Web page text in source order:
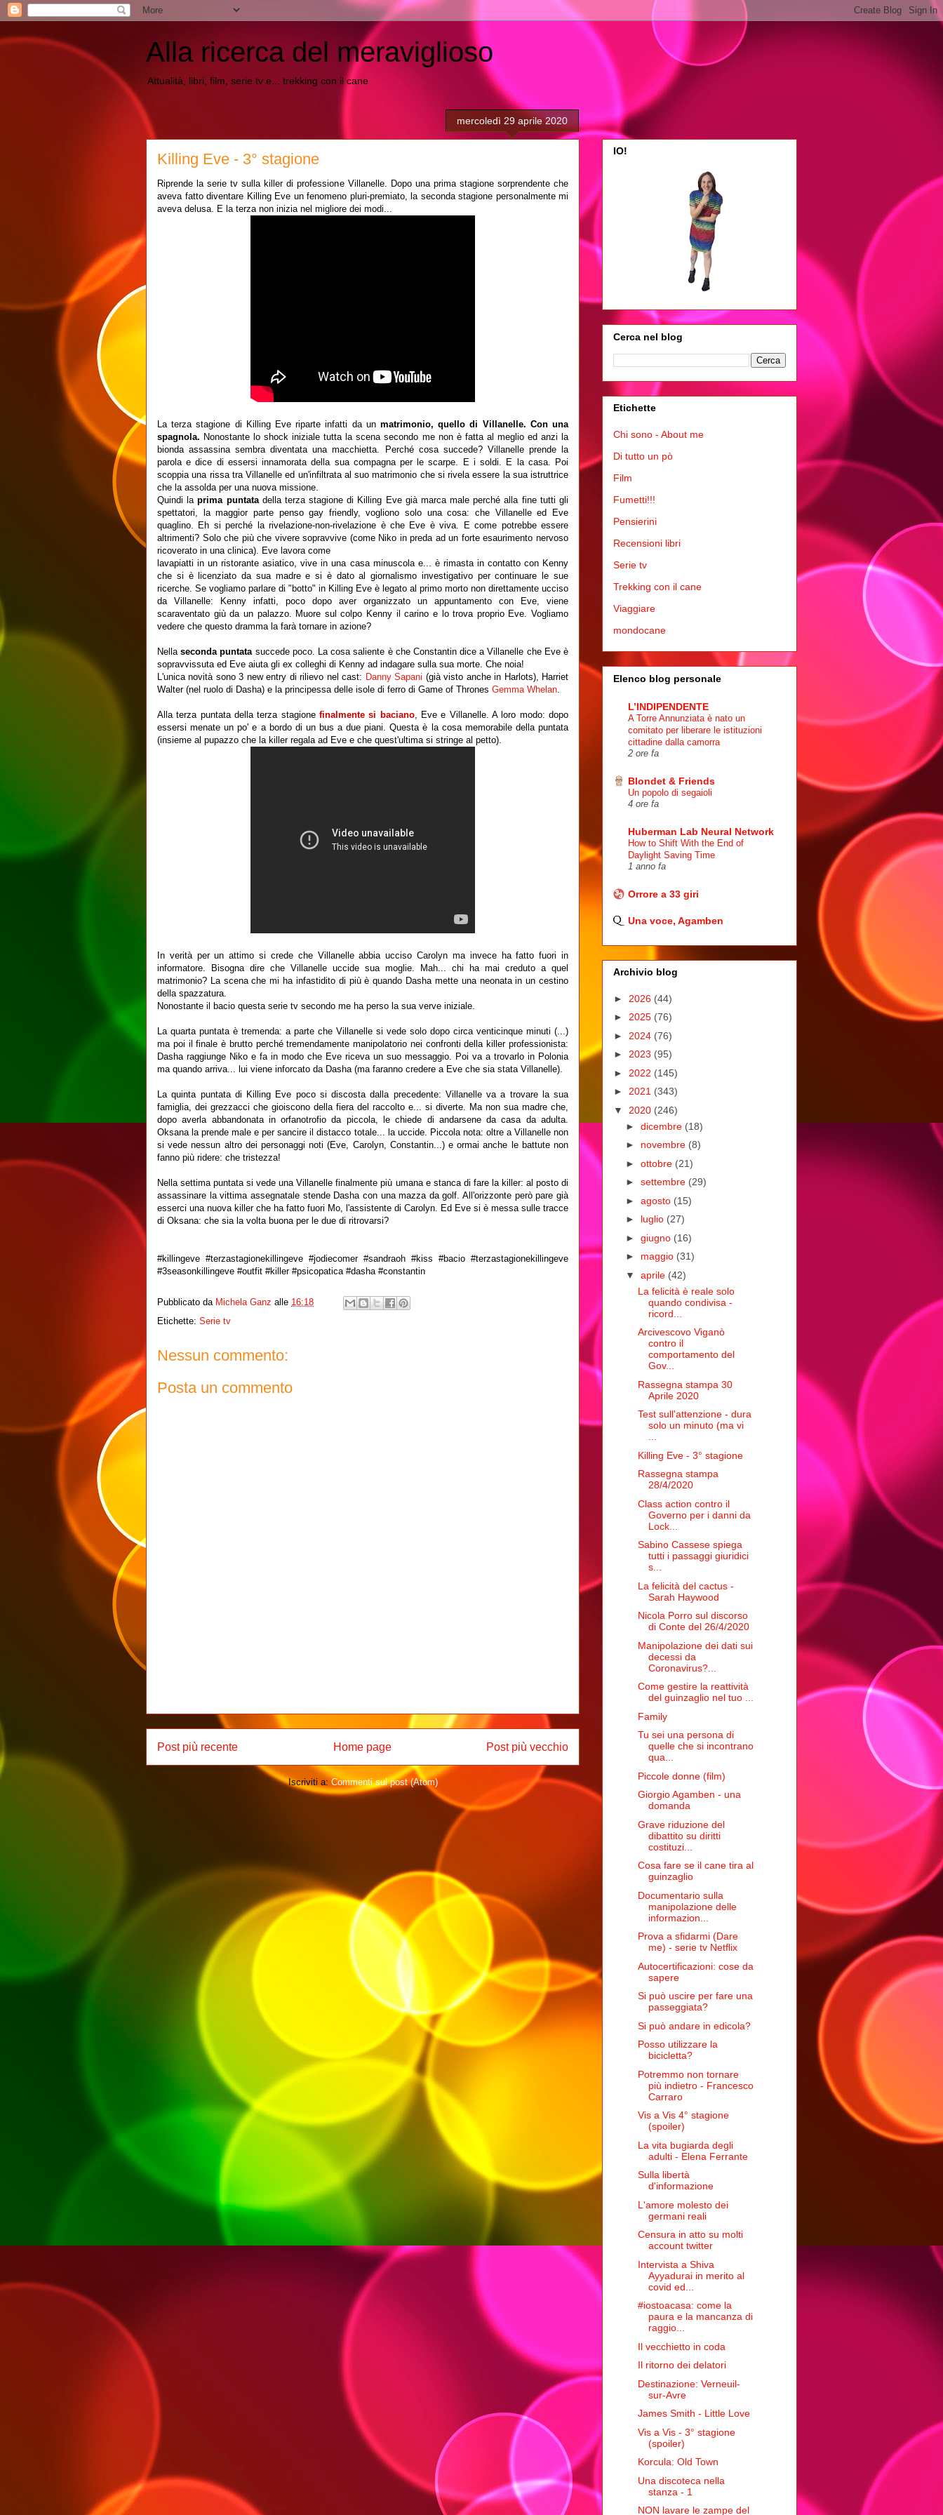
Alla ricerca del meraviglioso
Attualità, libri, film, serie tv e... trekking con il cane
mercoledì 29 aprile 2020
Killing Eve - 3° stagione
Riprende la serie tv sulla killer di professione Villanelle. Dopo una prima stagione sorprendente che
aveva fatto diventare Killing Eve un fenomeno pluri-premiato, la seconda stagione personalmente mi
aveva delusa. E la terza non inizia nel migliore dei modi...
La terza stagione di Killing Eve riparte infatti da un matrimonio, quello di Villanelle. Con una
spagnola. Nonostante lo shock iniziale tutta la scena secondo me non è fatta al meglio ed anzi la
bionda assassina sembra diventata una macchietta. Perché cosa succede? Villanelle prende la
parola e dice di essersi innamorata della sua compagna per le scarpe. E i soldi. E la casa. Poi
scoppia una rissa tra Villanelle ed un'infiltrata al suo matrimonio che si rivela essere la sua istruttrice
che la assolda per una nuova missione.
Quindi laprima puntatadella terza stagione di Killing Eve già marca male perché alla fine tutti gli
spettatori, la maggior parte penso gay friendly, vogliono solo una cosa: che Villanelle ed Eve
quaglino. Eh si perché la rivelazione-non-rivelazione è che Eve è viva. E come potrebbe essere
altrimenti? Solo che più che vivere sopravvive (come Niko in preda ad un forte esaurimento nervoso
ricoverato in una clinica). Eve lavora come
lavapiatti in un ristorante asiatico, vive in una casa minuscola e... è rimasta in contatto con Kenny
che si è licenziato da sua madre e si è dato al giornalismo investigativo per continuare le sue
ricerche. Se vogliamo parlare di "botto" in Killing Eve è legato al primo morto non direttamente ucciso
da Villanelle: Kenny infatti, poco dopo aver organizzato un appuntamento con Eve, viene
scaraventato giù da un palazzo. Muore sul colpo Kenny il carino e lo trova proprio Eve. Vogliamo
vedere che questo dramma la farà tornare in azione?
Nellaseconda puntatasuccede poco. La cosa saliente è che Constantin dice a Villanelle che Eve è
sopravvissuta ed Eve aiuta gli ex colleghi di Kenny ad indagare sulla sua morte. Che noia!
L'unica novità sono 3 new entry di rilievo nel cast: Danny Sapani (già visto anche in Harlots), Harriet
Walter (nel ruolo di Dasha) e la principessa delle isole di ferro di Game of Thrones Gemma Whelan.
Alla terza puntata della terza stagione finalmente si baciano, Eve e Villanelle. A loro modo: dopo
essersi menate un po' e a bordo di un bus a due piani. Questa è la cosa memorabile della puntata
(insieme al pupazzo che la killer regala ad Eve e che quest'ultima si stringe al petto).
In verità per un attimo si crede che Villanelle abbia ucciso Carolyn ma invece ha fatto fuori in
informatore. Bisogna dire che Villanelle uccide sua moglie. Mah... chi ha mai creduto a quel
matrimonio? La scena che mi ha infastidito di più è quando Dasha mette una neonata in un cestino
della spazzatura.
Nonostante il bacio questa serie tv secondo me ha perso la sua verve iniziale.
La quarta puntata è tremenda: a parte che Villanelle si vede solo dopo circa venticinque minuti (...)
ma poi il finale è brutto perché tremendamente manipolatorio nei confronti della killer professionista:
Dasha raggiunge Niko e fa in modo che Eve riceva un suo messaggio. Poi va a trovarlo in Polonia
ma quando arriva... lui viene inforcato da Dasha (ma faranno credere a Eve che sia stata Villanelle).
La quinta puntata di Killing Eve poco si discosta dalla precedente: Villanelle va a trovare la sua
famiglia, dei grezzacci che gioiscono della fiera del raccolto e... si diverte. Ma non sua madre che,
dopo averla abbandonata in orfanotrofio da piccola, le chiede di andarsene da casa da adulta.
Oksana la prende male e per sancire il distacco totale... la uccide. Piccola nota: oltre a Villanelle non
si vede nessun altro dei personaggi noti (Eve, Carolyn, Constantin...) e ormai anche le battute non
fanno più ridere: che tristezza!
Nella settima puntata si vede una Villanelle finalmente più umana e stanca di fare la killer: al posto di
assassinare la vittima assegnatale stende Dasha con una mazza da golf. All'orizzonte però pare già
esserci una nuova killer che ha fatto fuori Mo, l'assistente di Carolyn. Ed Eve si è messa sulle tracce
di Oksana: che sia la volta buona per le due di ritrovarsi?
#killingeve #terzastagionekillingeve #jodiecomer #sandraoh #kiss #bacio #terzastagionekillingeve
#3seasonkillingeve #outfit #killer #psicopatica #dasha #constantin
Pubblicato da Michela Ganz alle 16:18
Etichette: Serie tv
Nessun commento:
Posta un commento
Post più recente Post più vecchio
Home page
Iscriviti a: Commenti sul post (Atom)
IO!
Cerca nel blog
Etichette
Chi sono - About me
Di tutto un pò
Film
Fumetti!!!
Pensierini
Recensioni libri
Serie tv
Trekking con il cane
Viaggiare
mondocane
Elenco blog personale
L’INDIPENDENTE
A Torre Annunziata è nato un
comitato per liberare le istituzioni
cittadine dalla camorra
2 ore fa
Blondet & Friends
Un popolo di segaioli
4 ore fa
Huberman Lab Neural Network
How to Shift With the End of
Daylight Saving Time
1 anno fa
Orrore a 33 giri
Una voce, Agamben
Archivio blog
► 2026 (44)
► 2025 (76)
► 2024 (76)
► 2023 (95)
► 2022 (145)
► 2021 (343)
▼ 2020 (246)
► dicembre (18)
► novembre (8)
► ottobre (21)
► settembre (29)
► agosto (15)
► luglio (27)
► giugno (16)
► maggio (31)
▼ aprile (42)
La felicità è reale solo
quando condivisa -
ricord...
Arcivescovo Viganò
contro il
comportamento del
Gov...
Rassegna stampa 30
Aprile 2020
Test sull'attenzione - dura
solo un minuto (ma vi
...
Killing Eve - 3° stagione
Rassegna stampa
28/4/2020
Class action contro il
Governo per i danni da
Lock...
Sabino Cassese spiega
tutti i passaggi giuridici
s...
La felicità del cactus -
Sarah Haywood
Nicola Porro sul discorso
di Conte del 26/4/2020
Manipolazione dei dati sui
decessi da
Coronavirus?...
Come gestire la reattività
del guinzaglio nel tuo ...
Family
Tu sei una persona di
quelle che si incontrano
qua...
Piccole donne (film)
Giorgio Agamben - una
domanda
Grave riduzione del
dibattito su diritti
costituzi...
Cosa fare se il cane tira al
guinzaglio
Documentario sulla
manipolazione delle
informazion...
Prova a sfidarmi (Dare
me) - serie tv Netflix
Autocertificazioni: cose da
sapere
Si può uscire per fare una
passeggiata?
Si può andare in edicola?
Posso utilizzare la
bicicletta?
Potremmo non tornare
più indietro - Francesco
Carraro
Vis a Vis 4° stagione
(spoiler)
La vita bugiarda degli
adulti - Elena Ferrante
Sulla libertà
d'informazione
L'amore molesto dei
germani reali
Censura in atto su molti
account twitter
Intervista a Shiva
Ayyadurai in merito al
covid ed...
#iostoacasa: come la
paura e la mancanza di
raggio...
Il vecchietto in coda
Il ritorno dei delatori
Destinazione: Verneuil-
sur-Avre
James Smith - Little Love
Vis a Vis - 3° stagione
(spoiler)
Korcula: Old Town
Una discoteca nella
stanza - 1
NON lavare le zampe del